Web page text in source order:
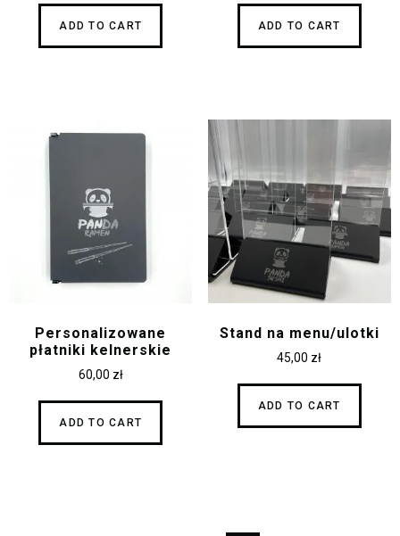
ADD TO CART ADD TO CART
Personalizowane
płatniki kelnerskie
60,00 zł
ADD TO CART
Stand na menu/ulotki
45,00 zł
ADD TO CART